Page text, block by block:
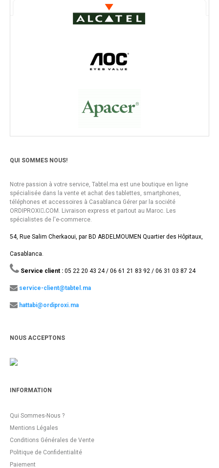
QUI SOMMES NOUS!
Notre passion à votre service, Tabtel.ma est une boutique en ligne
spécialisée dans la vente et achat des tablettes, smartphones,
téléphones et accessoires à Casablanca Gérer par la société
ORDIPROXI.ِCOM. Livraison express et partout au Maroc. Les
spécialistes de l'e-commerce.
54, Rue Salim Cherkaoui, par BD ABDELMOUMEN Quartier des Hôpitaux,
Casablanca.
Service client : 05 22 20 43 24 / 06 61 21 83 92 / 06 31 03 87 24
service-client@tabtel.ma
hattabi@ordiproxi.ma
NOUS ACCEPTONS
INFORMATION
Qui Sommes-Nous ?
Mentions Légales
Conditions Générales de Vente
Politique de Confidentialité
Paiement